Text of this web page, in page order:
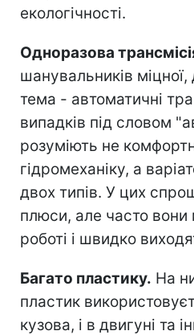
екологічності.
Одноразова
шанувальників міцної,
тема - автоматичні
випадків під словом
розуміють не
гідромеханіку, а
двох типів. У цих
плюси, але часто
роботі і швидко
Багато пластику. На
пластик
кузова, і в двигуні та